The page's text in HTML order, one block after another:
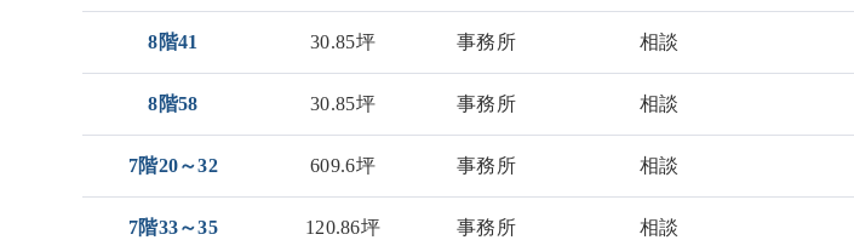
8階41 30.85坪 事務所 相談
8階58 30.85坪 事務所 相談
7階20～32 609.6坪 事務所 相談
7階33～35 120.86坪 事務所 相談